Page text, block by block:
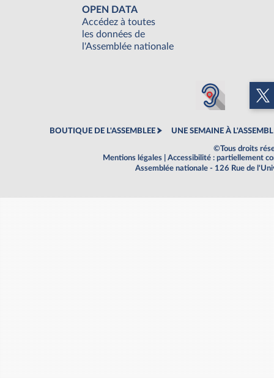
OPEN DATA
Accédez à toutes
les données de
l'Assemblée nationale
BOUTIQUE DE L'ASSEMBLEE UNE SEMAINE À
©Tous droits
Mentions légales
Accessibilité : partiellement
Assemblée nationale - 126 Rue de